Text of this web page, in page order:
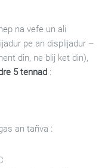
na vefe un ali
pe an displijadur –
din, ne blij ket din),
5 tennad :
an tañva :